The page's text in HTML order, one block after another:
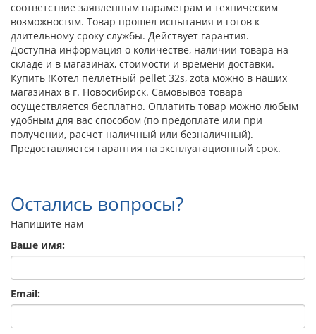
соответствие заявленным параметрам и техническим
возможностям. Товар прошел испытания и готов к
длительному сроку службы. Действует гарантия.
Доступна информация о количестве, наличии товара на
складе и в магазинах, стоимости и времени доставки.
Купить !Котел пеллетный pellet 32s, zota можно в наших
магазинах в г. Новосибирск. Самовывоз товара
осуществляется бесплатно. Оплатить товар можно любым
удобным для вас способом (по предоплате или при
получении, расчет наличный или безналичный).
Предоставляется гарантия на эксплуатационный срок.
Остались вопросы?
Напишите нам
Ваше имя:
Email: